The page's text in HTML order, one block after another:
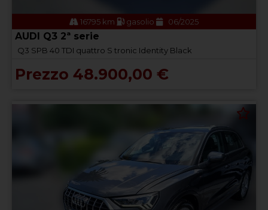
16795 km gasolio 06/2025
AUDI Q3 2ª serie
Q3 SPB 40 TDI quattro S tronic Identity Black
Prezzo 48.900,00 €